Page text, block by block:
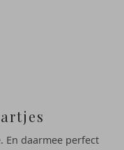
En daarmee perfect